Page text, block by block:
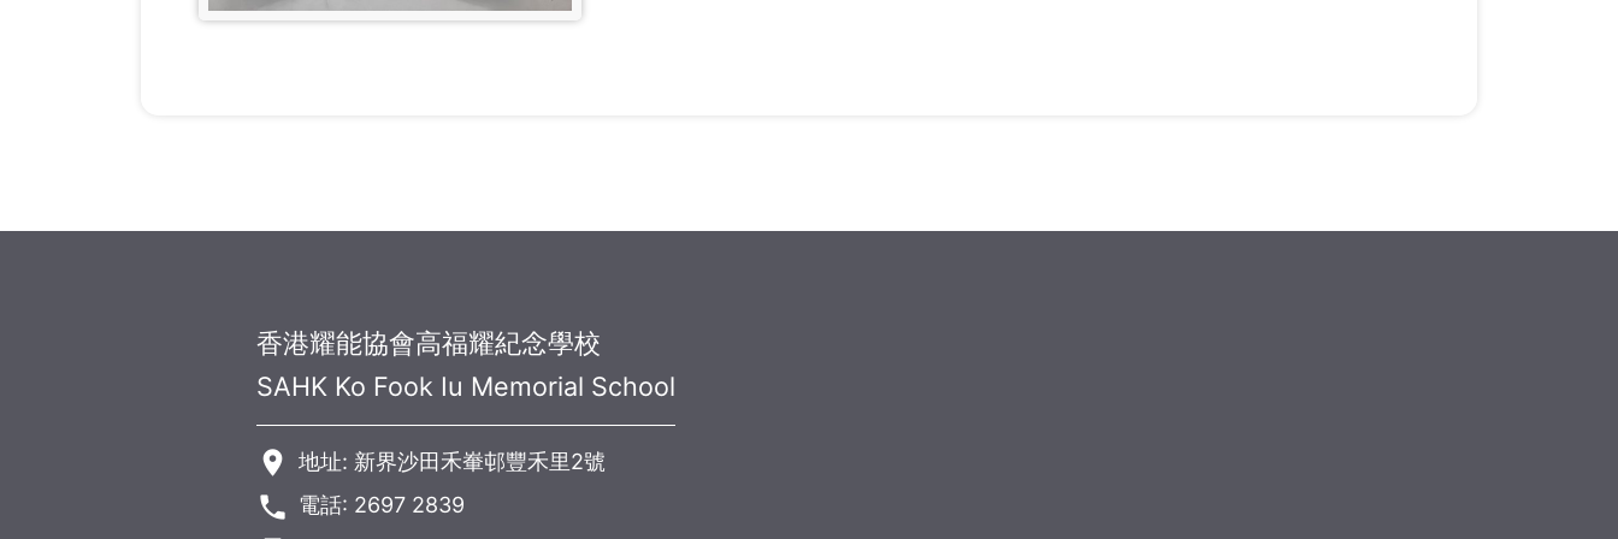
香港耀能協會高福耀紀念學校
SAHK Ko Fook Iu Memorial School
room 地址: 新界沙田禾輋邨豐禾里2號
phone 電話: 2697 2839